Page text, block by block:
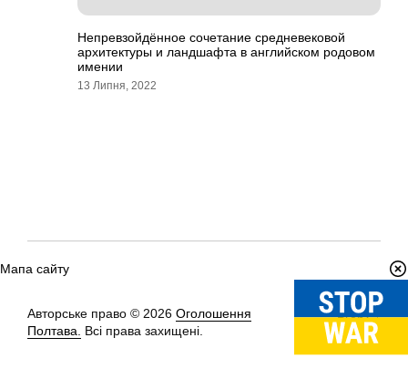
Непревзойдённое сочетание средневековой
архитектуры и ландшафта в английском родовом
имении
13 Липня, 2022
Мапа сайту
Авторське право © 2026 Оголошення
Полтава.
Всі права захищені.
Вгору